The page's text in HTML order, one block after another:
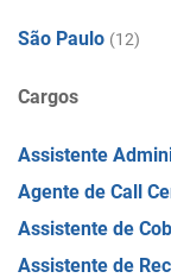
São Paulo (12)
Cargos
Assistente
Agente de Call
Assistente de
Assistente de